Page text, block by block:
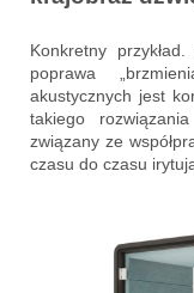
Konkretny
poprawa
akustycznych jest
takiego
związany ze
czasu do czasu